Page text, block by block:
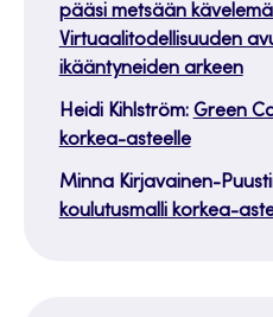
pääsi metsään
Virtuaalitodellisuuden
ikääntyneiden arkeen
Heidi Kihlström: Green
korkea-asteelle
Minna Kirjavainen-
koulutusmalli korkea-